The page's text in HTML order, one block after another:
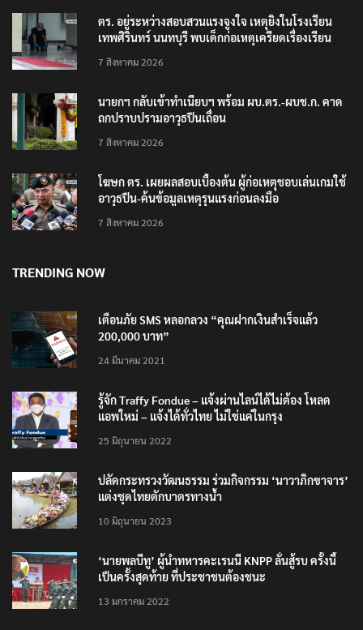
ตร. อยู่ระหว่างสอบสวนแรงจูงใจ เหตุยิงในโรงเรียน
เทพศิรินทร์ นนทบุรี พบเด็กก่อเหตุเครียดเรื่องเรียน
7 สิงหาคม 2026
นายกฯ กลับเข้าทำเนียบฯ พร้อม ผบ.ตร.-ผบช.ก. คาด
ถกปราบปรามอาวุธปืนเถื่อน
7 สิงหาคม 2026
โฆษก ตร. เผยผลสอบเบื้องต้น ผู้ก่อเหตุชอบเล่นเกมใช้
อาวุธปืน-ค้นข้อมูลเหตุรุนแรงก่อนลงมือ
7 สิงหาคม 2026
TRENDING NOW
เตือนภัย SMS หลอกลวง “คุณฝากเงินสำเร็จแล้ว
200,000 บาท”
24 มีนาคม 2021
รู้จัก Traffy Fondue – แจ้งผ่านไลน์ได้ไม่ต้อง โหลด
แอพใหม่ – แจ้งได้ทั่วไทย ไม่ใช่แค่ในกรุง
25 มิถุนายน 2022
ปลัดกระทรวงวัฒนธรรม ร่วมกิจกรรม ‘นาวาภิกขาจาร’
แต่งชุดไทยตักบาตรทางน้ำ
10 มิถุนายน 2023
‘นายพลบีทู’ ผู้นำทหารคะเรนนี KNPP ลั่นสู้รบ ครั้งนี้
เป็นครั้งสุดท้าย ที่ประชาชนต้องชนะ
13 มกราคม 2022